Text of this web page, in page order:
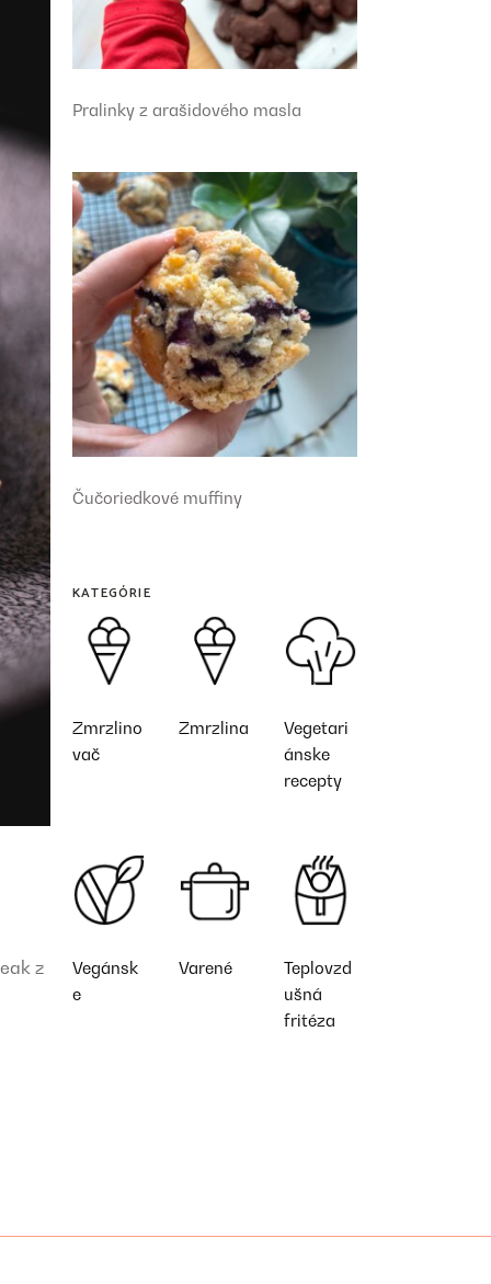
z
Pralinky z arašidového masla
Čučoriedkové muffiny
KATEGÓRIE
Zmrzlino
vač
Zmrzlina
Vegetari
ánske
recepty
Vegánsk
e
Varené
Teplovzd
ušná
fritéza